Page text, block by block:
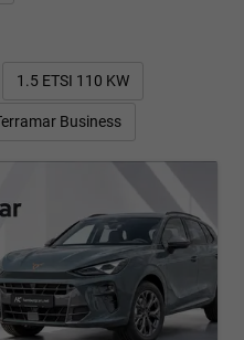
1.5 ETSI 110 KW
Business